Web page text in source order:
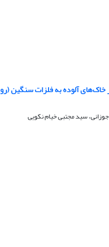
خاک‌های آلوده به فلزات سنگین
سید مجتبی خیام نکویی